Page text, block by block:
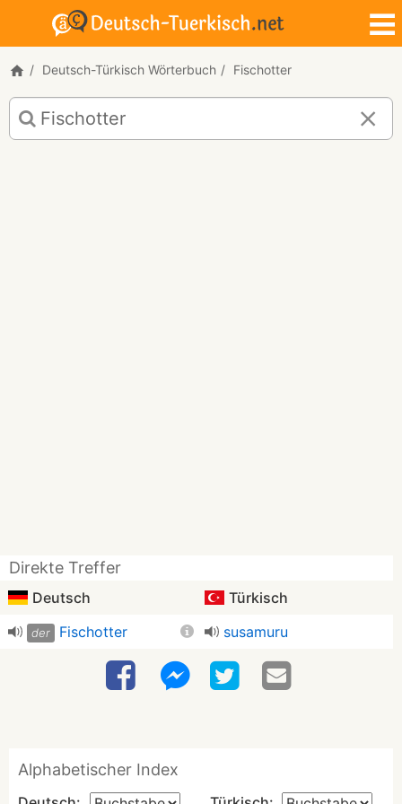
Deutsch-Türkisch Wörterbuch Fischotter
Deutsch-
Türkisch
Übersetzung
Direkte Treffer
Deutsch Türkisch
der Fischotter susamuru
Alphabetischer Index